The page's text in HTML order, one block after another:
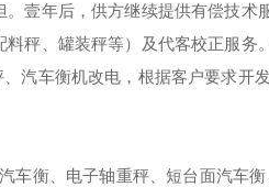
壹年后，供方继续提供有偿技术
秤、罐装秤等）及代客校正服务
汽车衡机改电，根据客户要求开发
车衡、电子轴重秤、短台面汽车